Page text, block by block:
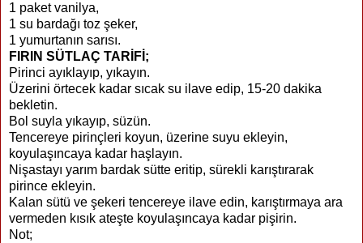
1 paket vanilya,
1 su bardağı toz şeker,
1 yumurtanın sarısı.
FIRIN SÜTLAÇ TARİFİ;
Pirinci ayıklayıp, yıkayın.
Üzerini örtecek kadar sıcak su ilave edip, 15-20 dakika
bekletin.
Bol suyla yıkayıp, süzün.
Tencereye pirinçleri koyun, üzerine suyu ekleyin,
koyulaşıncaya kadar haşlayın.
Nişastayı yarım bardak sütte eritip, sürekli karıştırarak
pirince ekleyin.
Kalan sütü ve şekeri tencereye ilave edin, karıştırmaya ara
vermeden kısık ateşte koyulaşıncaya kadar pişirin.
Not;